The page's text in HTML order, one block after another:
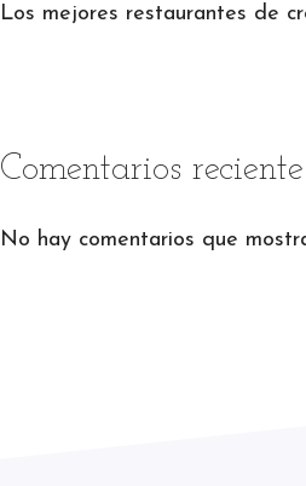
Los mejores restaurantes de
Comentarios
No hay comentarios que